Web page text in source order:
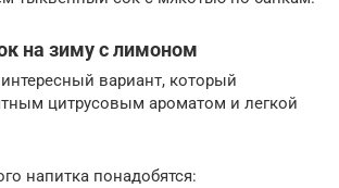
на зиму с лимоном
вариант, который
цитрусовым ароматом и легкой
напитка понадобятся: